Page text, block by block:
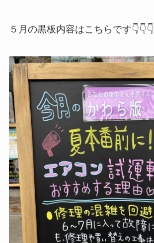
５月の黒板内容はこちらです👇👇👇